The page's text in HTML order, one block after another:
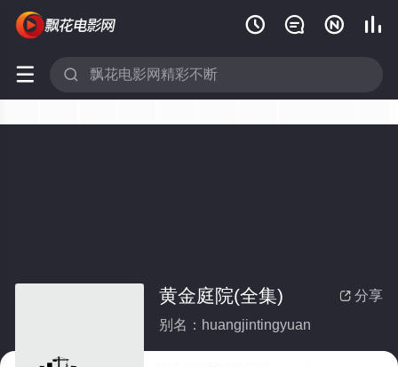
   
 
 分享
黄金庭院(全集)
别名：huangjintingyuan